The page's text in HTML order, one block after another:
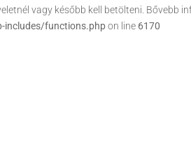
vagy később kell betölteni. Bővebb
includes/functions.phpon line 6170